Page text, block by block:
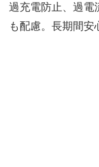
過充電防止、過電
も配慮。長期間安